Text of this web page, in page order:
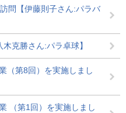
問【伊藤則子さん:パラバ
克勝さん:パラ卓球】
（第8回）を実施しまし
（第1回）を実施しまし